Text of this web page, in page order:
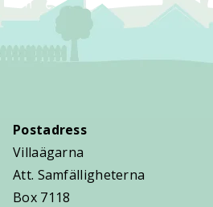
Postadress
Villaägarna
Att. Samfälligheterna
Box 7118